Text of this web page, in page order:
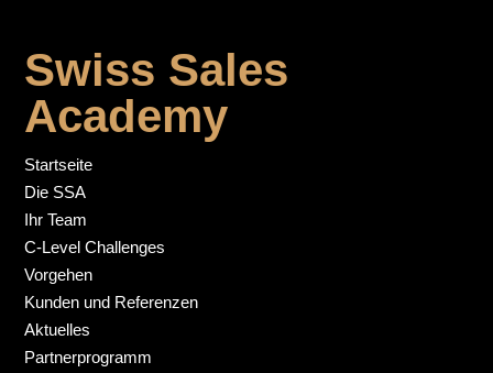
Swiss Sales
Academy
Startseite
Die SSA
Ihr Team
C-Level Challenges
Vorgehen
Kunden und Referenzen
Aktuelles
Partnerprogramm